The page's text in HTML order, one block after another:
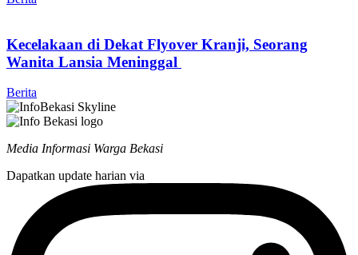
Kecelakaan di Dekat Flyover Kranji, Seorang
Wanita Lansia Meninggal
Berita
Media Informasi Warga Bekasi
Dapatkan update harian via